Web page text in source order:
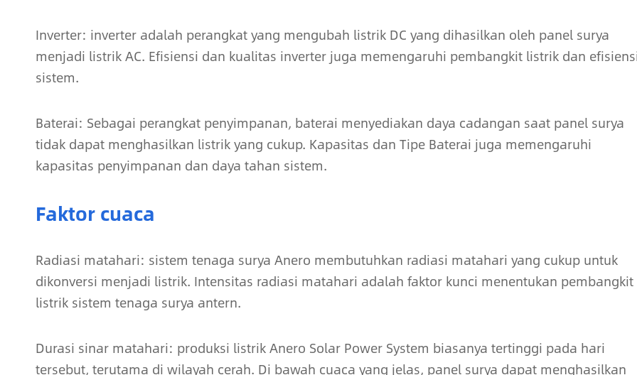
Inverter: inverter adalah perangkat yang mengubah listrik DC yang dihasilkan oleh panel surya
menjadi listrik AC. Efisiensi dan kualitas inverter juga memengaruhi pembangkit listrik dan
sistem.
Baterai: Sebagai perangkat penyimpanan, baterai menyediakan daya cadangan saat panel surya
tidak dapat menghasilkan listrik yang cukup. Kapasitas dan Tipe Baterai juga memengaruhi
kapasitas penyimpanan dan daya tahan sistem.
Faktor cuaca
Radiasi matahari: sistem tenaga surya Anero membutuhkan radiasi matahari yang cukup untuk
dikonversi menjadi listrik. Intensitas radiasi matahari adalah faktor kunci menentukan pembangkit
listrik sistem tenaga surya antern.
Durasi sinar matahari: produksi listrik Anero Solar Power System biasanya tertinggi pada hari
tersebut, terutama di wilayah cerah. Di bawah cuaca yang jelas, panel surya dapat menghasilkan